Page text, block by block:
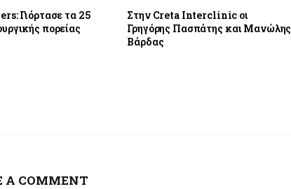
Γιόρτασε τα 25
πορείας
Στην Creta Interclinic οι
Γρηγόρης Πασπάτης και Μανώλης
Βάρδας
A COMMENT